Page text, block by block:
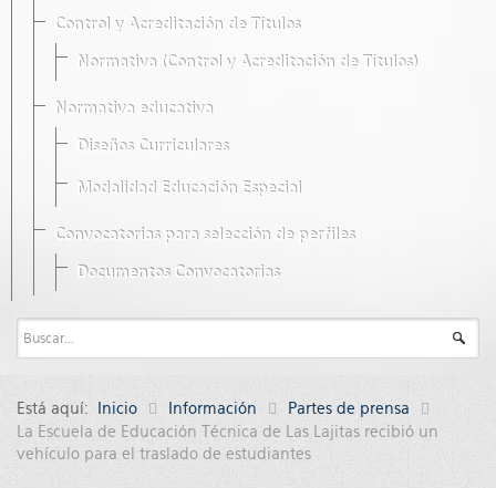
Control y Acreditación de Títulos
Normativa (Control y Acreditación de Títulos)
Normativa educativa
Diseños Curriculares
Modalidad Educación Especial
Convocatorias para selección de perfiles
Documentos Convocatorias
Está aquí: Inicio Información
Partes de prensa
La Escuela de Educación Técnica de Las Lajitas recibió un
vehículo para el traslado de estudiantes